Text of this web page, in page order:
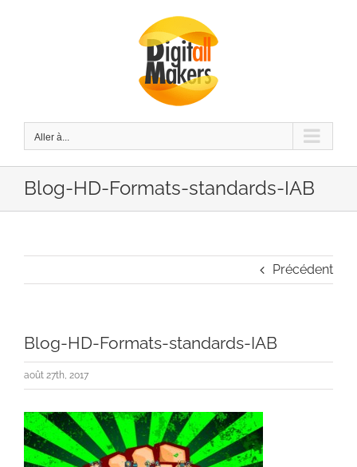
Aller à...
Blog-HD-Formats-standards-IAB
Précédent
Blog-HD-Formats-standards-IAB
août 27th, 2017